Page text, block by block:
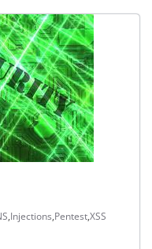
,Injections,Pentest,XSS